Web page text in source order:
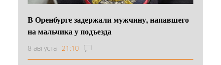
В Оренбурге задержали мужчину, напавшего
на мальчика у подъезда
8 августа 21:10